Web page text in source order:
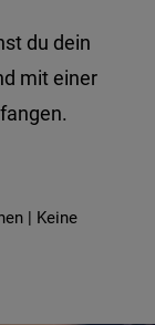
du dein
mit einer
| Keine